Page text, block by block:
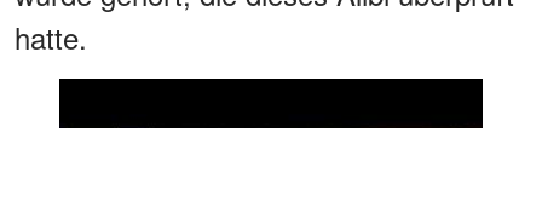
hatte.